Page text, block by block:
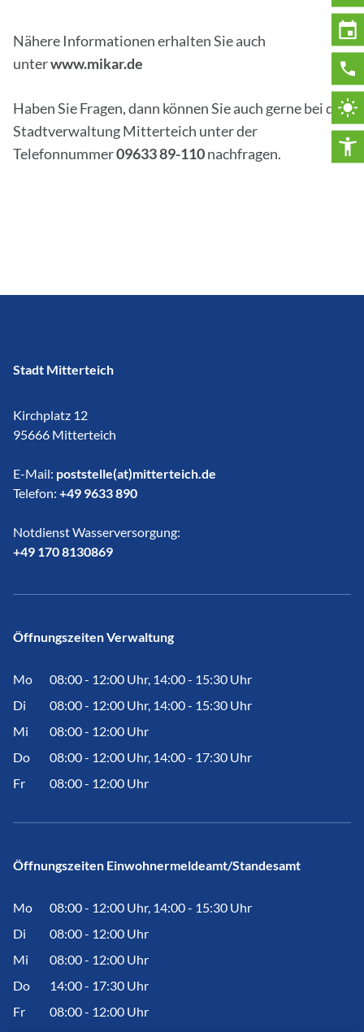
Nähere Informationen erhalten Sie auch
unterwww.mikar.de
Haben Sie Fragen, dann können Sie auch gerne bei der
Stadtverwaltung Mitterteich unter der
Telefonnummer09633 89-110nachfragen.
Stadt Mitterteich
Kirchplatz 12
95666 Mitterteich
E-Mail: poststelle(at)mitterteich.de
Telefon: +49 9633 890
Notdienst Wasserversorgung:
​​​​​​​+49 170 8130869
Öffnungszeiten Verwaltung
Mo
08:00 - 12:00 Uhr, 14:00 - 15:30 Uhr
Di
08:00 - 12:00 Uhr, 14:00 - 15:30 Uhr
Mi
08:00 - 12:00 Uhr
Do
08:00 - 12:00 Uhr, 14:00 - 17:30 Uhr
Fr
08:00 - 12:00 Uhr
Öffnungszeiten Einwohnermeldeamt/Standesamt
Mo
08:00 - 12:00 Uhr, 14:00 - 15:30 Uhr
Di
08:00 - 12:00 Uhr
Mi
08:00 - 12:00 Uhr
Do
14:00 - 17:30 Uhr
Fr
08:00 - 12:00 Uhr